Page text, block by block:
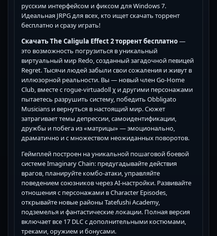
русским интерфейсом и фиксом для Windows 7.
Идеальная JRPG для всех, кто ищет скачать торрент
бесплатно и сразу играть!
Скачать The Caligula Effect 2 торрент бесплатно—
это возможность погрузиться в уникальный
виртуальный мир Redo, созданный загадочной певицей
Regret. Тысячи людей забыли свои сожаления и живут в
иллюзорной реальности. Вы — новый член Go-Home
Club, вместе с rogue-virtuadoll χ и другими персонажами
пытаетесь разрушить систему, победить Obbligato
Musicians и вернуться в настоящий мир. Сюжет
затрагивает темы депрессии, самоидентификации,
дружбы и побега из «матрицы» — эмоционально,
драматично и с множеством неожиданных поворотов.
Геймплей построен на уникальной пошаговой боевой
системе Imaginary Chain: предугадывайте действия
врагов, планируйте комбо-атаки, управляйте
поведением союзников через AI-настройки. Развивайте
отношения с персонажами в Character Episodes,
открывайте новые районы Tatefushi Academy,
подземелья и фантастические локации. Полная версия
включает все 17 DLC с дополнительными костюмами,
треками, оружием и бонусами.